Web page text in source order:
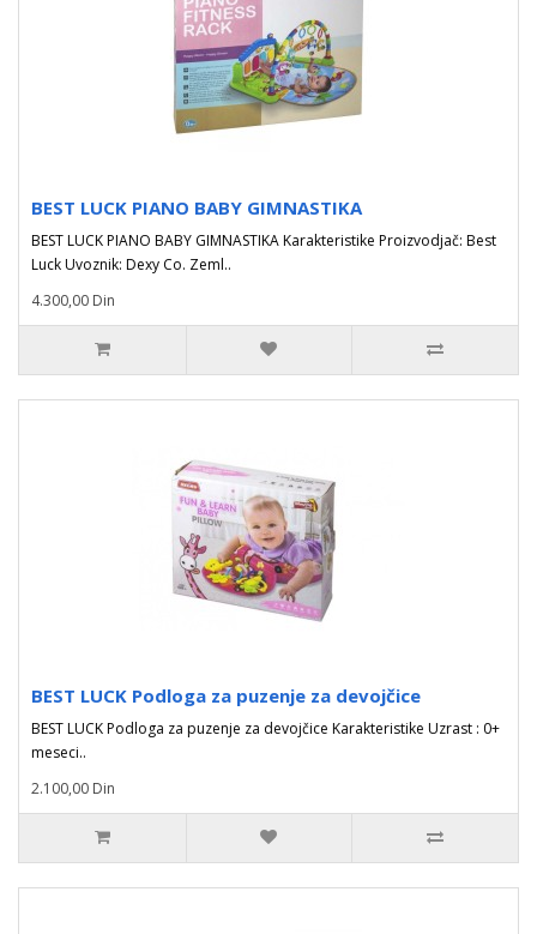
BEST LUCK PIANO BABY GIMNASTIKA
BEST LUCK PIANO BABY GIMNASTIKA Karakteristike Proizvodjač: Best
Luck Uvoznik: Dexy Co. Zeml..
4.300,00 Din
BEST LUCK Podloga za puzenje za devojčice
BEST LUCK Podloga za puzenje za devojčice Karakteristike Uzrast : 0+
meseci..
2.100,00 Din